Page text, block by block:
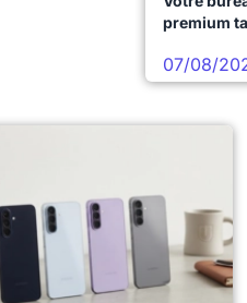
premium
07/08/